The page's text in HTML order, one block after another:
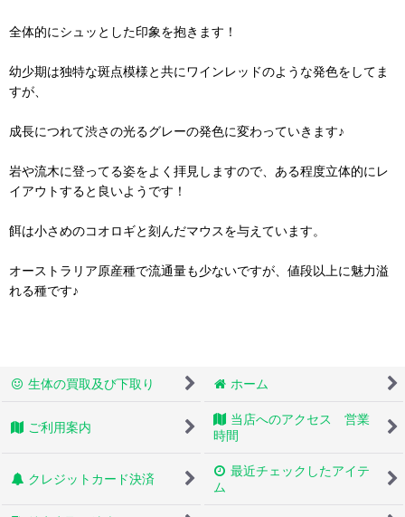
全体的にシュッとした印象を抱きます！
幼少期は独特な斑点模様と共にワインレッドのような発色をしてま
すが、
成長につれて渋さの光るグレーの発色に変わっていきます♪
岩や流木に登ってる姿をよく拝見しますので、ある程度立体的にレ
イアウトすると良いようです！
餌は小さめのコオロギと刻んだマウスを与えています。
オーストラリア原産種で流通量も少ないですが、値段以上に魅力溢
れる種です♪
生体の買取及び下取り ホーム
ご利用案内
当店へのアクセス 営業
時間
クレジットカード決済
最近チェックしたアイテ
ム